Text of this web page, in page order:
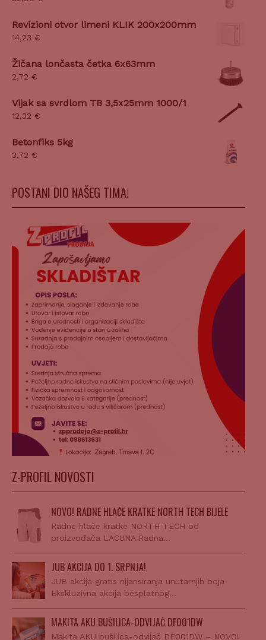
Revizioni otvor limeni KLIK 200x200mm
14,23 €
Žičana lončasta četka 6x63mm
2,72 €
Vijak sa svrdlom TB 3,5x25mm 1000/1
12,32 €
Betonfiks 5kg
3,72 €
POSTANI DIO NAŠEG TIMA!
Z-PROFIL NOVOSTI
NOVO! RADNE HLAČE KRATKE NORTH TECH BIJELE
Radne hlače kratke NORTH TECH od
proizvođača LACUNA Radna…
JUB AKCIJA DO 1. SRPNJA!
JUB akcija gratis nijansiranja unutarnjih boja
Ekskluzivna akcija besplatnog…
MAKITA AKU BUŠILICA-ODVIJAČ DF001DW
Makita AKU bušilica-odvijač DF001DW – NOVO!